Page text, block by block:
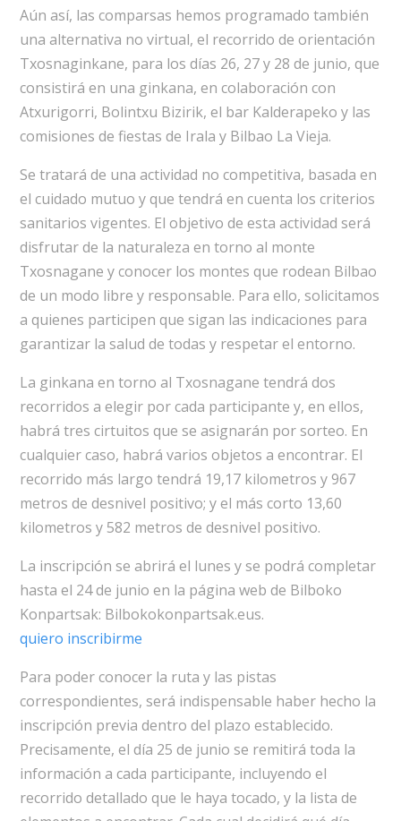
Aún así, las comparsas hemos programado también
una alternativa no virtual, el recorrido de orientación
Txosnaginkane, para los días 26, 27 y 28 de junio, que
consistirá en una ginkana, en colaboración con
Atxurigorri, Bolintxu Bizirik, el bar Kalderapeko y las
comisiones de fiestas de Irala y Bilbao La Vieja.
Se tratará de una actividad no competitiva, basada en
el cuidado mutuo y que tendrá en cuenta los criterios
sanitarios vigentes. El objetivo de esta actividad será
disfrutar de la naturaleza en torno al monte
Txosnagane y conocer los montes que rodean Bilbao
de un modo libre y responsable. Para ello, solicitamos
a quienes participen que sigan las indicaciones para
garantizar la salud de todas y respetar el entorno.
La ginkana en torno al Txosnagane tendrá dos
recorridos a elegir por cada participante y, en ellos,
habrá tres cirtuitos que se asignarán por sorteo. En
cualquier caso, habrá varios objetos a encontrar. El
recorrido más largo tendrá 19,17 kilometros y 967
metros de desnivel positivo; y el más corto 13,60
kilometros y 582 metros de desnivel positivo.
La inscripción se abrirá el lunes y se podrá completar
hasta el 24 de junio en la página web de Bilboko
Konpartsak: Bilbokokonpartsak.eus.
quiero inscribirme
Para poder conocer la ruta y las pistas
correspondientes, será indispensable haber hecho la
inscripción previa dentro del plazo establecido.
Precisamente, el día 25 de junio se remitirá toda la
información a cada participante, incluyendo el
recorrido detallado que le haya tocado, y la lista de